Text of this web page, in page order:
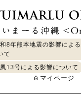
8年熊本地震の影響によ
て
13号による影響について
ん 琉球ガラス シ
マイページ